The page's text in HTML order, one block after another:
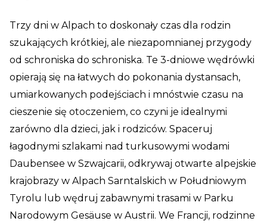
Trzy dni w Alpach to doskonały czas dla rodzin
szukających krótkiej, ale niezapomnianej przygody
od schroniska do schroniska. Te 3-dniowe wędrówki
opierają się na łatwych do pokonania dystansach,
umiarkowanych podejściach i mnóstwie czasu na
cieszenie się otoczeniem, co czyni je idealnymi
zarówno dla dzieci, jak i rodziców. Spaceruj
łagodnymi szlakami nad turkusowymi wodami
Daubensee w Szwajcarii, odkrywaj otwarte alpejskie
krajobrazy w Alpach Sarntalskich w Południowym
Tyrolu lub wędruj zabawnymi trasami w Parku
Narodowym Gesäuse w Austrii. We Francji, rodzinne